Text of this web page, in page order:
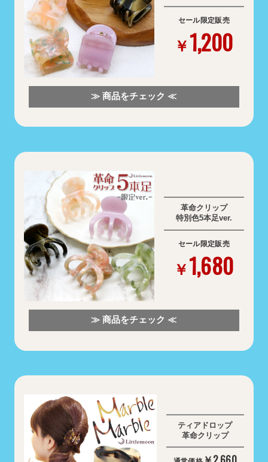
セール限定販売
￥1,200
≫ 商品をチェック ≪
革命クリップ
特別色5本足ver.
セール限定販売
￥1,680
≫ 商品をチェック ≪
ティアドロップ
革命クリップ